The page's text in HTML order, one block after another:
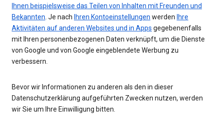
Ihnen beispielsweise das Teilen von Inhalten mit Freunden und
Bekannten. Je nach Ihren Kontoeinstellungen werden Ihre
Aktivitäten auf anderen Websites und in Apps gegebenenfalls
mit Ihren personenbezogenen Daten verknüpft, um die Dienste
von Google und von Google eingeblendete Werbung zu
verbessern.
Bevor wir Informationen zu anderen als den in dieser
Datenschutzerklärung aufgeführten Zwecken nutzen, werden
wir Sie um Ihre Einwilligung bitten.